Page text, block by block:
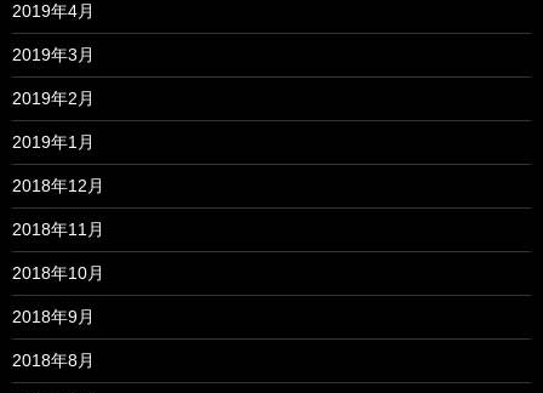
2019年4月
2019年3月
2019年2月
2019年1月
2018年12月
2018年11月
2018年10月
2018年9月
2018年8月